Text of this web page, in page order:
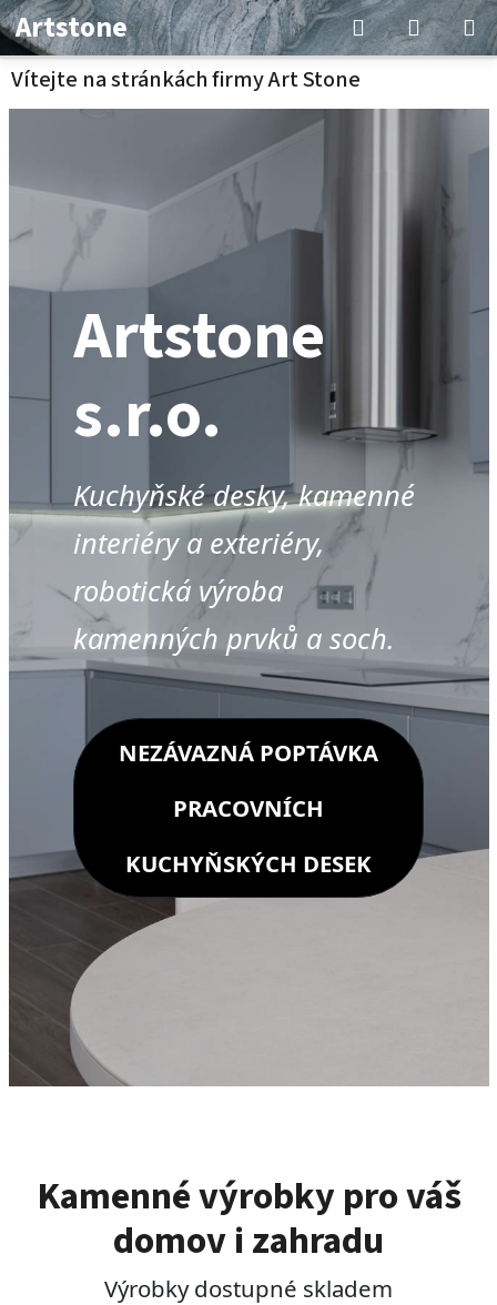
Přejít
na
obsah
Artstone Hledat
KOŠÍK
Vítejte na stránkách firmy Art Stone
Artstone
s.r.o.
Kuchyňské desky, kamenné
interiéry a exteriéry,
robotická výroba
kamenných prvků a soch.
NEZÁVAZNÁ POPTÁVKA
PRACOVNÍCH
KUCHYŇSKÝCH DESEK
Kamenné výrobky pro váš
domov i zahradu
Výrobky dostupné skladem